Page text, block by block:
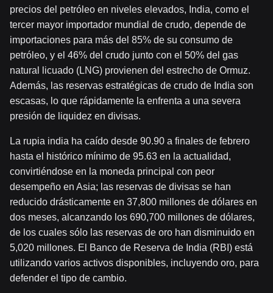
precios del petróleo en niveles elevados, India, como el
tercer mayor importador mundial de crudo, depende de
importaciones para más del 85% de su consumo de
petróleo, y el 46% del crudo junto con el 50% del gas
natural licuado (LNG) provienen del estrecho de Ormuz.
Además, las reservas estratégicas de crudo de India son
escasas, lo que rápidamente la enfrenta a una severa
presión de liquidez en divisas.
La rupia india ha caído desde 90.90 a finales de febrero
hasta el histórico mínimo de 95.63 en la actualidad,
convirtiéndose en la moneda principal con peor
desempeño en Asia; las reservas de divisas se han
reducido drásticamente en 37,800 millones de dólares en
dos meses, alcanzando los 690,700 millones de dólares,
de los cuales sólo las reservas de oro han disminuido en
5,020 millones. El Banco de Reserva de India (RBI) está
utilizando varios activos disponibles, incluyendo oro, para
defender el tipo de cambio.